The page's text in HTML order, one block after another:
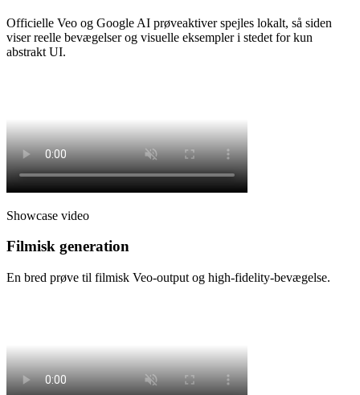
Officielle Veo og Google AI prøveaktiver spejles lokalt, så siden
viser reelle bevægelser og visuelle eksempler i stedet for kun
abstrakt UI.
Showcase video
Filmisk generation
En bred prøve til filmisk Veo-output og high-fidelity-bevægelse.